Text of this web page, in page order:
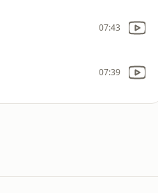
07:43
07:39